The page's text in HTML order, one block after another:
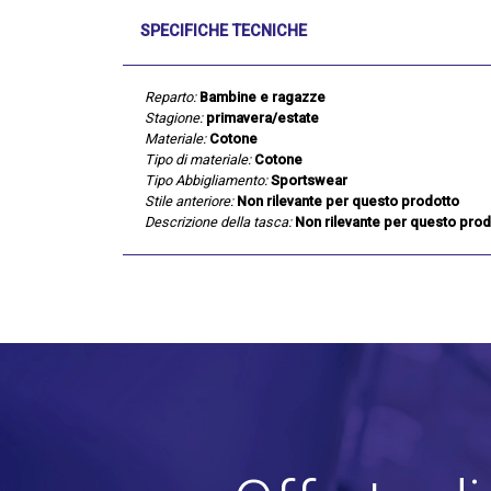
SPECIFICHE TECNICHE
Reparto: Bambine e ragazze
Stagione: primavera/estate
Materiale: Cotone
Tipo di materiale: Cotone
Tipo Abbigliamento: Sportswear
Stile anteriore: Non rilevante per questo prodotto
Descrizione della tasca: Non rilevante per questo